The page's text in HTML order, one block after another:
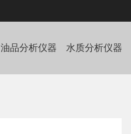
油品分析仪器 水质分析仪器